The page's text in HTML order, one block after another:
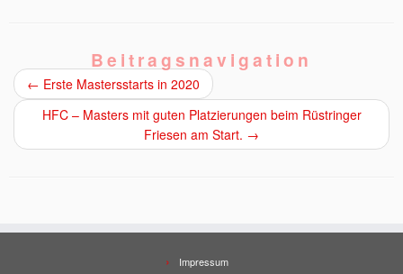
Beitragsnavigation
← Erste Mastersstarts in 2020
HFC – Masters mit guten Platzierungen beim Rüstringer
Friesen am Start. →
Impressum